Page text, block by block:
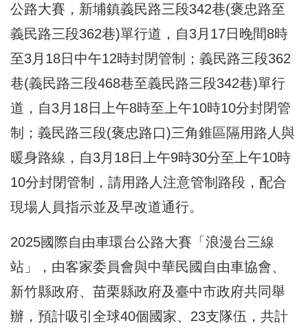
公路大賽，新埔鎮義民路三段342巷(褒忠路至
義民路三段362巷)單行道，自3月17日晚間8時
至3月18日中午12時封閉管制；義民路三段362
巷(義民路三段468巷至義民路三段342巷)單行
道，自3月18日上午8時至上午10時10分封閉管
制；義民路三段(褒忠路口)三角錐區隔用路人與
暖身路線，自3月18日上午9時30分至上午10時
10分封閉管制，請用路人注意管制路段，配合
現場人員指示並及早改道通行。
2025國際自由車環台公路大賽「浪漫台三線
站」，由客家委員會與中華民國自由車協會、
新竹縣政府、苗栗縣政府及臺中市政府共同舉
辦，預計吸引全球40個國家、23支隊伍，共計